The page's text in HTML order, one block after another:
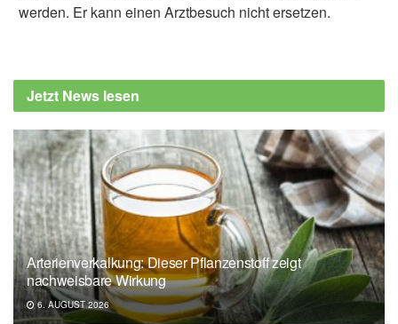
werden. Er kann einen Arztbesuch nicht ersetzen.
Jetzt News lesen
Arterienverkalkung: Dieser Pflanzenstoff zeigt
nachweisbare Wirkung
6. AUGUST 2026